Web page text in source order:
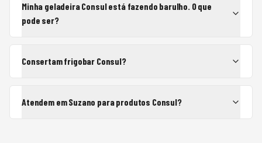
Minha geladeira Consul está fazendo barulho. O que
pode ser?
Consertam frigobar Consul?
Atendem em Suzano para produtos Consul?